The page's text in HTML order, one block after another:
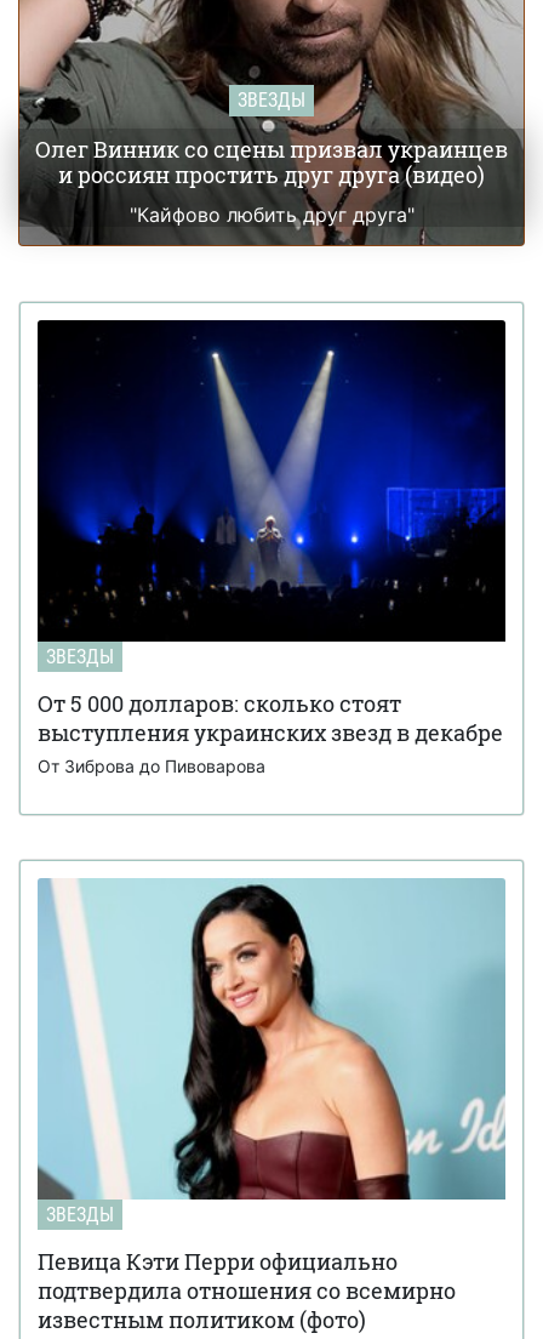
ЗВЕЗДЫ
Олег Винник со сцены призвал украинцев
и россиян простить друг друга (видео)
"Кайфово любить друг друга"
ЗВЕЗДЫ
От 5 000 долларов: сколько стоят
выступления украинских звезд в декабре
От Зиброва до Пивоварова
ЗВЕЗДЫ
Певица Кэти Перри официально
подтвердила отношения со всемирно
известным политиком (фото)